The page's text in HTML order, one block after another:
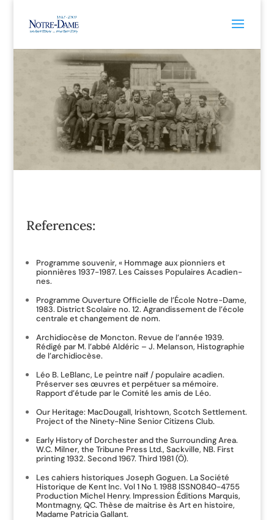
References:
Programme souvenir, « Hommage aux pionniers et
pionnières 1937-1987. Les Caisses Populaires Acadien-
nes.
Programme Ouverture Officielle de l’École Notre-Dame,
1983. District Scolaire no. 12. Agrandissement de l’école
centrale et changement de nom.
Archidiocèse de Moncton. Revue de l’année 1939.
Rédigé par M. l’abbé Aldéric – J. Melanson, Histographie
de l’archidiocèse.
Léo B. LeBlanc, Le peintre naïf / populaire acadien.
Préserver ses œuvres et perpétuer sa mémoire.
Rapport d’étude par le Comité les amis de Léo.
Our Heritage: MacDougall, Irishtown, Scotch Settlement.
Project of the Ninety-Nine Senior Citizens Club.
Early History of Dorchester and the Surrounding Area.
W.C. Milner, the Tribune Press Ltd., Sackville, NB. First
printing 1932. Second 1967. Third 1981 (Ö).
Les cahiers historiques Joseph Goguen. La Société
Historique de Kent Inc. Vol 1 No 1. 1988 ISSN0840-4755
Production Michel Henry. Impression Éditions Marquis,
Montmagny, QC. Thèse de maitrise ès Art en histoire,
Madame Patricia Gallant.